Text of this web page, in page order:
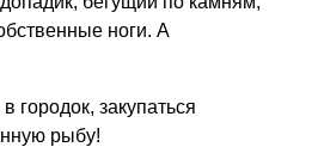
ноги. А
городок, закупаться
рыбу!